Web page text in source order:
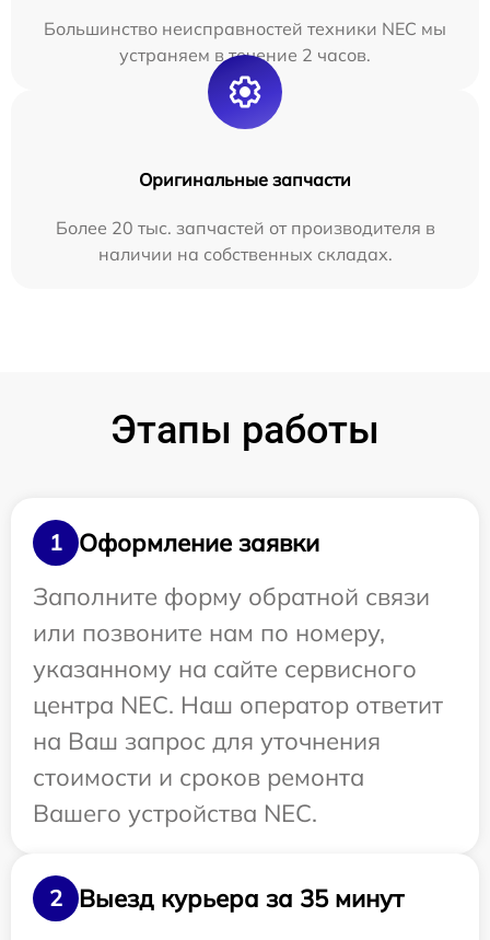
Большинство неисправностей техники NEC мы
устраняем в течение 2 часов.
Оригинальные запчасти
Более 20 тыс. запчастей от производителя в
наличии на собственных складах.
Этапы работы
1
Оформление заявки
Заполните форму обратной связи
или позвоните нам по номеру,
указанному на сайте сервисного
центра NEC. Наш оператор ответит
на Ваш запрос для уточнения
стоимости и сроков ремонта
Вашего устройства NEC.
2
Выезд курьера за 35 минут